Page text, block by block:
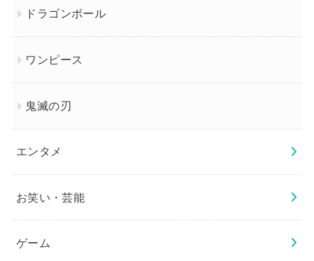
ドラゴンボール
ワンピース
鬼滅の刃
エンタメ
お笑い・芸能
ゲーム